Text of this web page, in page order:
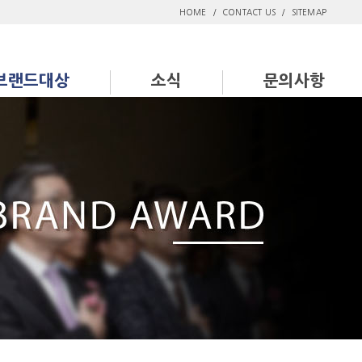
HOME / CONTACT US / SITEMAP
랜드대상 소식 문의사항